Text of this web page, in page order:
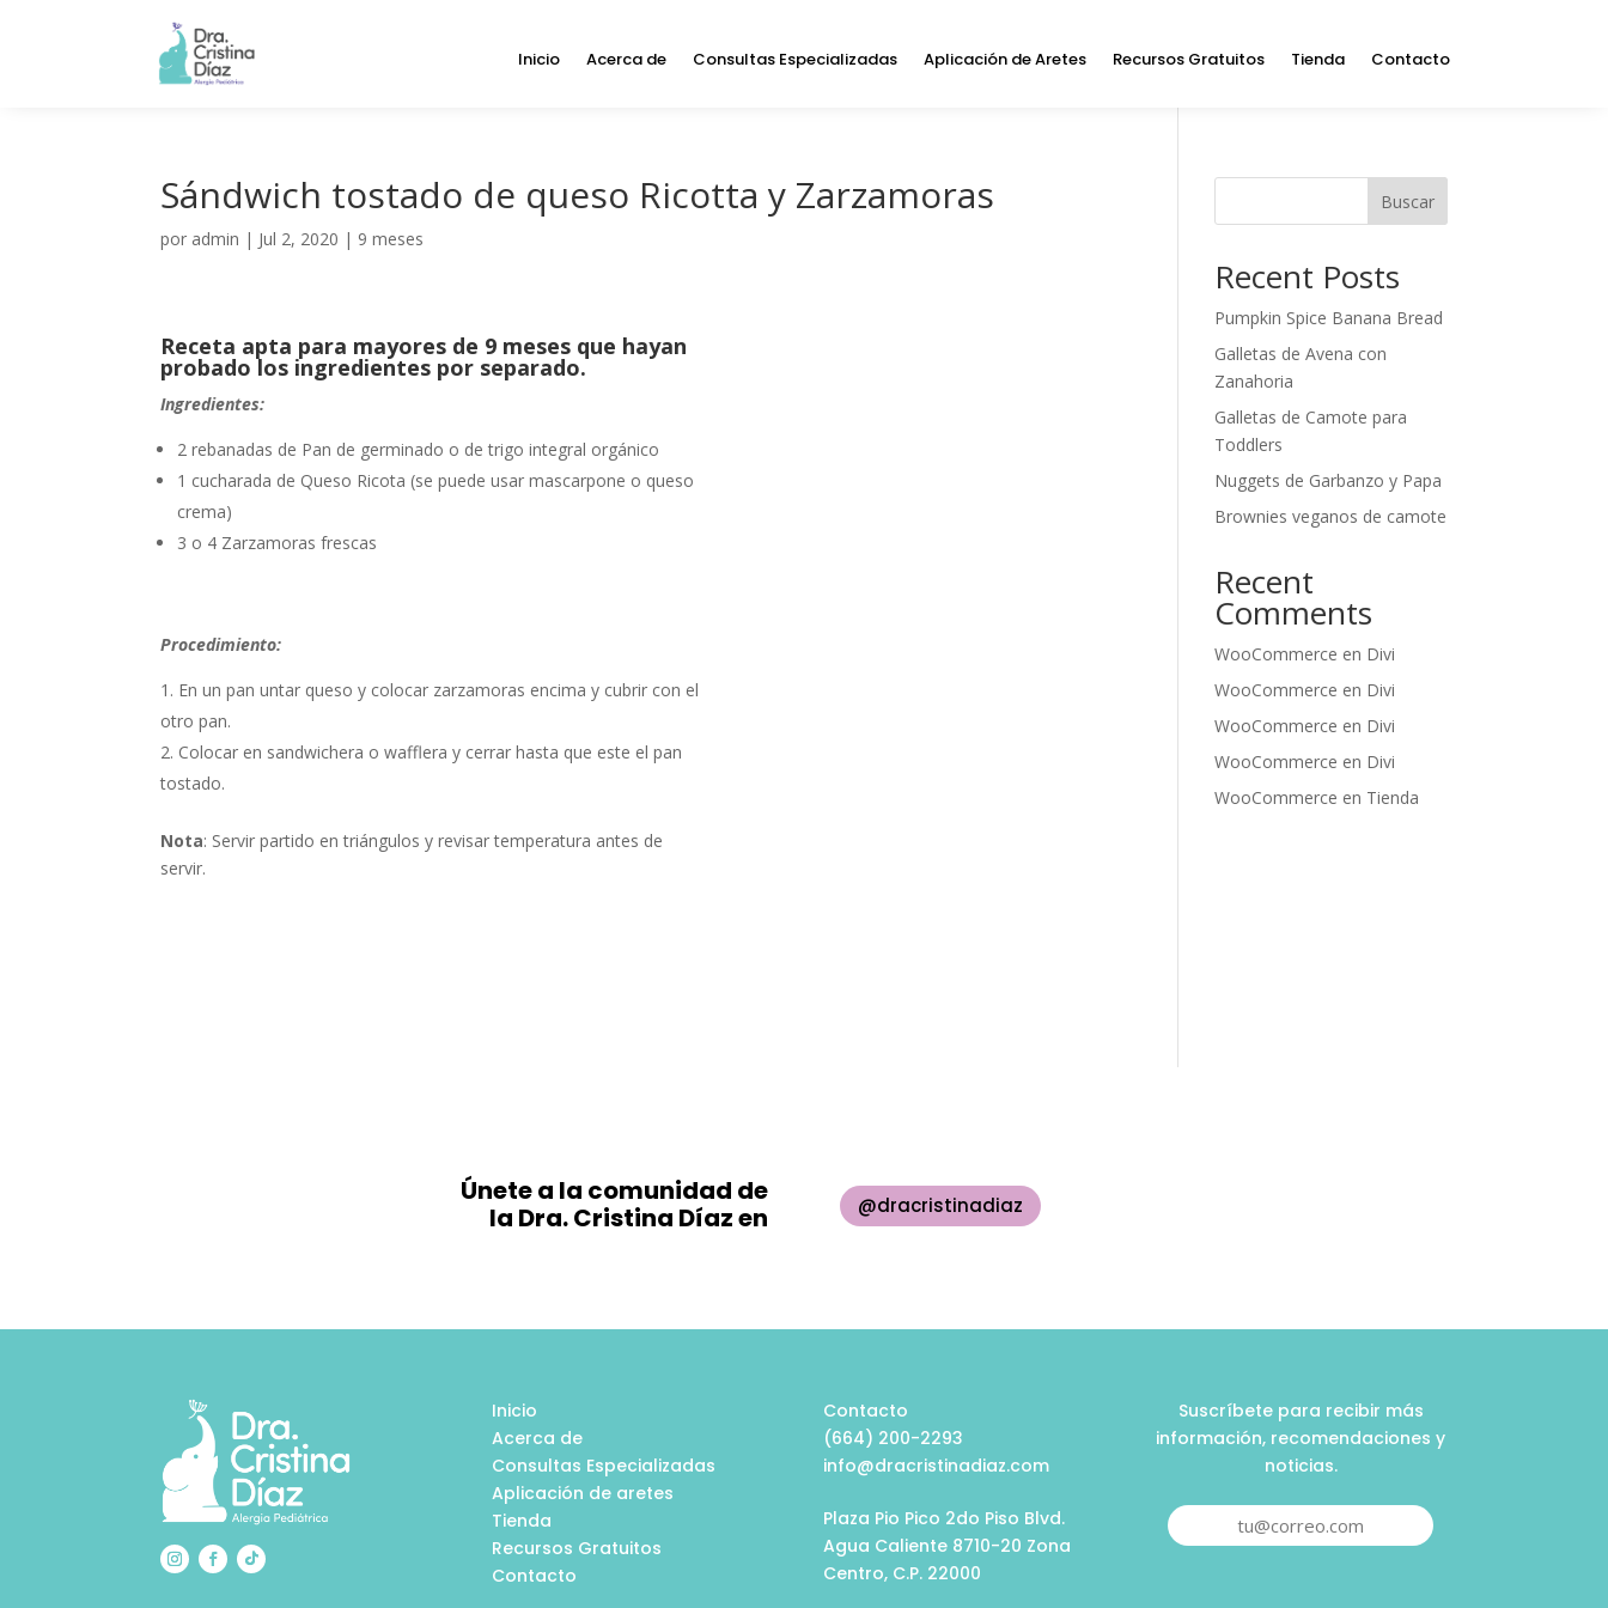
Inicio Acerca de Consultas Especializadas Aplicación de Aretes Recursos Gratuitos Tienda Contacto
Sándwich tostado de queso Ricotta y Zarzamoras
por admin | Jul 2, 2020 | 9 meses
Receta apta para mayores de 9 meses que hayan
probado los ingredientes por separado.
Ingredientes:
2 rebanadas de Pan de germinado o de trigo integral orgánico
1 cucharada de Queso Ricota (se puede usar mascarpone o queso
crema)
3 o 4 Zarzamoras frescas
Procedimiento:
En un pan untar queso y colocar zarzamoras encima y cubrir con el
otro pan.
Colocar en sandwichera o wafflera y cerrar hasta que este el pan
tostado.
Nota: Servir partido en triángulos y revisar temperatura antes de
servir.
Buscar
Recent Posts
Pumpkin Spice Banana Bread
Galletas de Avena con
Zanahoria
Galletas de Camote para
Toddlers
Nuggets de Garbanzo y Papa
Brownies veganos de camote
Recent
Comments
WooCommerce en Divi
WooCommerce en Divi
WooCommerce en Divi
WooCommerce en Divi
WooCommerce en Tienda
Únete a la comunidad de
la Dra. Cristina Díaz en
@dracristinadiaz
Inicio
Acerca de
Consultas Especializadas
Aplicación de aretes
Tienda
Recursos Gratuitos
Contacto
Contacto
(664) 200-2293
info@dracristinadiaz.com
Plaza Pio Pico 2do Piso Blvd.
Agua Caliente 8710-20 Zona
Centro, C.P. 22000
Suscríbete para recibir más
información, recomendaciones y
noticias.
tu@correo.com